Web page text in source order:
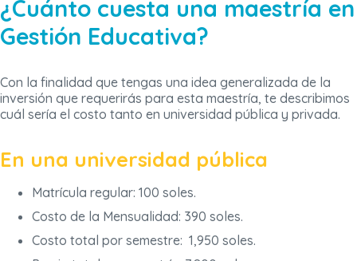
¿Cuánto cuesta una maestría en
Gestión Educativa?
Con la finalidad que tengas una idea generalizada de la
inversión que requerirás para esta maestría, te describimos
cuál sería el costo tanto en universidad pública y privada.
En una universidad pública
Matrícula regular: 100 soles.
Costo de la Mensualidad: 390 soles.
Costo total por semestre: 1,950 soles.